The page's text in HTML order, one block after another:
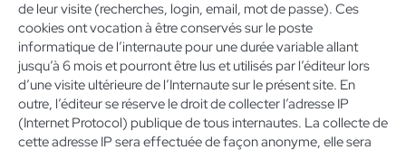
de leur visite (recherches, login, email, mot de passe). Ces
cookies ont vocation à être conservés sur le poste
informatique de l’internaute pour une durée variable allant
jusqu’à 6 mois et pourront être lus et utilisés par l’éditeur lors
d’une visite ultérieure de l’Internaute sur le présent site. En
outre, l’éditeur se réserve le droit de collecter l’adresse IP
(Internet Protocol) publique de tous internautes. La collecte de
cette adresse IP sera effectuée de façon anonyme, elle sera